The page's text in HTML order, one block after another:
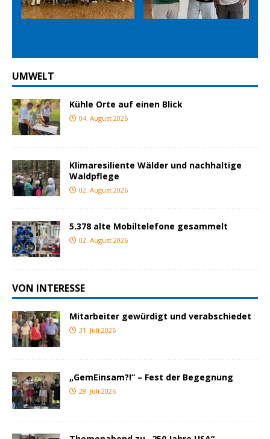
Prev
ious
Nex
t
UMWELT
Kühle Orte auf einen Blick
04. August 2026
Klimaresiliente Wälder und nachhaltige
Waldpflege
02. August 2026
5.378 alte Mobiltelefone gesammelt
02. August 2026
VON INTERESSE
Mitarbeiter gewürdigt und verabschiedet
31. Juli 2026
„GemEinsam?!“ – Fest der Begegnung
28. Juli 2026